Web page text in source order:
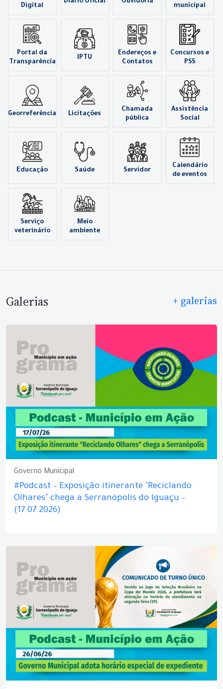
Digital
municipal
Portal da
Transparência
IPTU
Endereços e
Contatos
Concursos e
PSS
Georreferência Licitações
Chamada
pública
Assistência
Social
Educação Saúde Servidor
Calendário
de eventos
Serviço
veterinário
Meio
ambiente
Galerias + galerias
Governo Municipal
#Podcast – Exposição itinerante "Reciclando
Olhares" chega a Serranópolis do Iguaçu –
(17.07.2026)